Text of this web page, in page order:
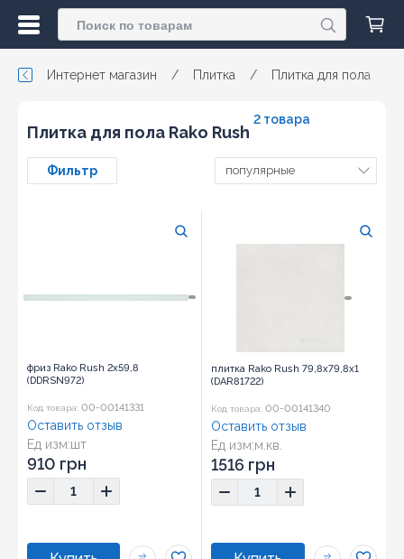
Интернет магазин / Плитка / Плитка для пола
Плитка для пола Rako Rush
2 товара
Фильтр популярные
фриз Rako Rush 2x59,8
(DDRSN972)
Код товара: 00-00141331
Ед изм:шт
Размер:2х59,8
Оставить отзыв
910 грн
плитка Rako Rush 79,8x79,8х1
(DAR81722)
Код товара: 00-00141340
Ед изм:м.кв.
Размер:79,8х79,8
Оставить отзыв
1516 грн